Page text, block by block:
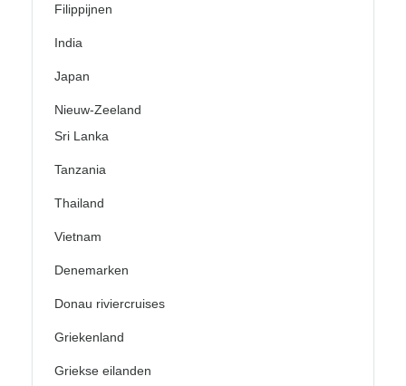
Filippijnen
India
Japan
Nieuw-Zeeland
Sri Lanka
Tanzania
Thailand
Vietnam
Denemarken
Donau riviercruises
Griekenland
Griekse eilanden